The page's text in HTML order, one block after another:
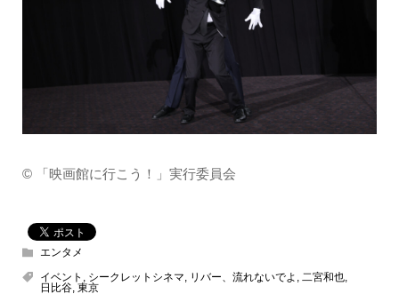
©︎ 「映画館に行こう！」実行委員会
エンタメ
イベント , シークレットシネマ, リバー、流れないでよ , 二宮和也,
日比谷, 東京